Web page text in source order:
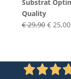
€ 24,90.
Substrat
Quality
€29,90 Il
€
€25,00Il